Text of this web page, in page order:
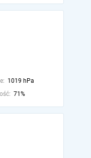
1019 hPa
71%